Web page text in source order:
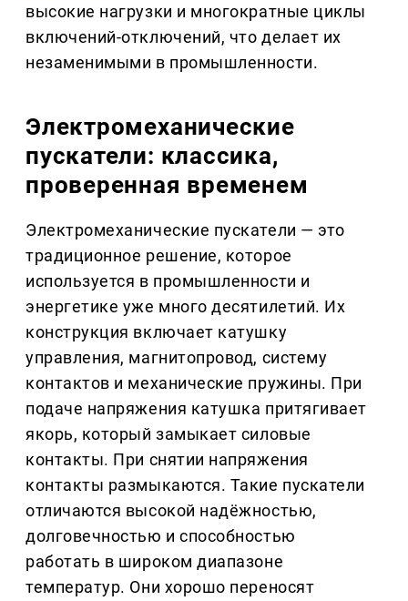
высокие нагрузки и многократные циклы
включений-отключений, что делает их
незаменимыми в промышленности.
Электромеханические
пускатели: классика,
проверенная временем
Электромеханические пускатели — это
традиционное решение, которое
используется в промышленности и
энергетике уже много десятилетий. Их
конструкция включает катушку
управления, магнитопровод, систему
контактов и механические пружины. При
подаче напряжения катушка притягивает
якорь, который замыкает силовые
контакты. При снятии напряжения
контакты размыкаются. Такие пускатели
отличаются высокой надёжностью,
долговечностью и способностью
работать в широком диапазоне
температур. Они хорошо переносят